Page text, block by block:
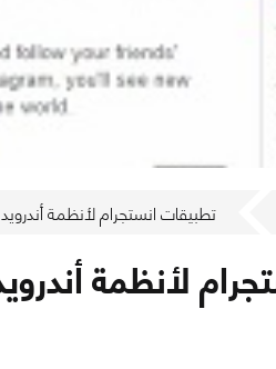
تطبيقات انستجرام لأنظمة أندرويد تم